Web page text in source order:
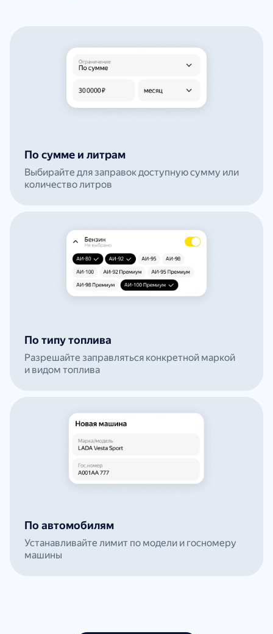
По сумме и литрам
Выбирайте для заправок доступную сумму или
количество литров
По типу топлива
Разрешайте заправляться конкретной маркой
и видом топлива
По автомобилям
Устанавливайте лимит по модели и госномеру
машины